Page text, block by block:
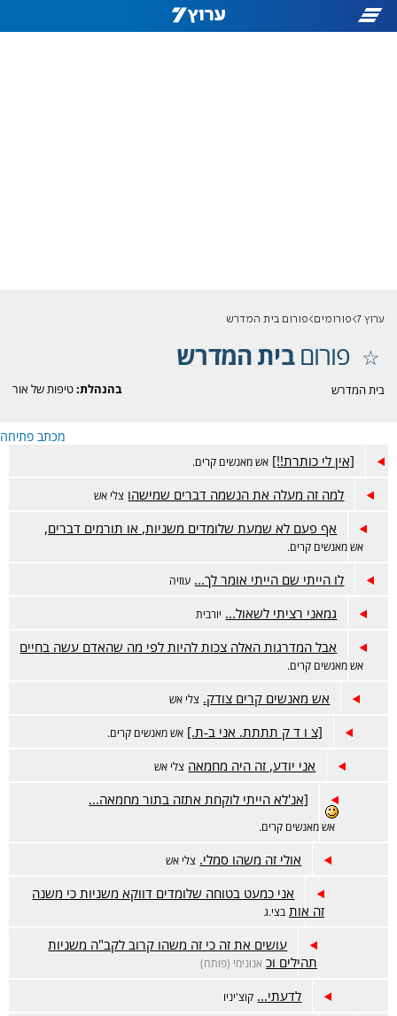
ערוץ 7 פורומים פורום בית המדרש
פורוםבית המדרש
בהנהלת:טיפות של אור בית המדרש
מכתב פתיחה
[אין לי כותרת!!] אש מאנשים קרים.
למה זה מעלה את הנשמה דברים שמישהו צלי אש
אף פעם לא שמעת שלומדים משניות, או תורמים דברים,
אש מאנשים קרים.
לו הייתי שם הייתי אומר לך... עוזיה
גמאני רציתי לשאול... יורבית
אבל המדרגות האלה צכות להיות לפי מה שהאדם עשה בחיים
אש מאנשים קרים.
אש מאנשים קרים צודק. צלי אש
[צ ו ד ק תתתת. אני ב-ת.] אש מאנשים קרים.
אני יודע, זה היה מחמאה צלי אש
[אנ'לא הייתי לוקחת אתזה בתור מחמאה...
אש מאנשים קרים.
אולי זה משהו סמלי. צלי אש
אני כמעט בטוחה שלומדים דווקא משניות כי משנה
זה אות בצי.ג
עושים את זה כי זה משהו קרוב לקב"ה משניות
תהילים וכ אנונימי (פותח)
לדעתי... קוצ'יניו